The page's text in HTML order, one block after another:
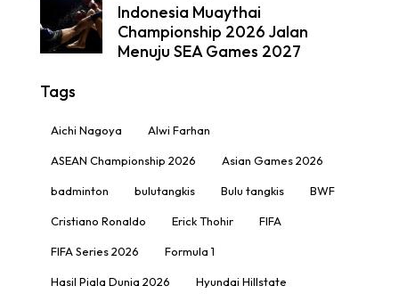
Indonesia Muaythai
Championship 2026 Jalan
Menuju SEA Games 2027
Tags
Aichi Nagoya Alwi Farhan
ASEAN Championship 2026 Asian Games 2026
badminton bulutangkis Bulu tangkis BWF
Cristiano Ronaldo Erick Thohir FIFA
FIFA Series 2026 Formula 1
Hasil Piala Dunia 2026 Hyundai Hillstate